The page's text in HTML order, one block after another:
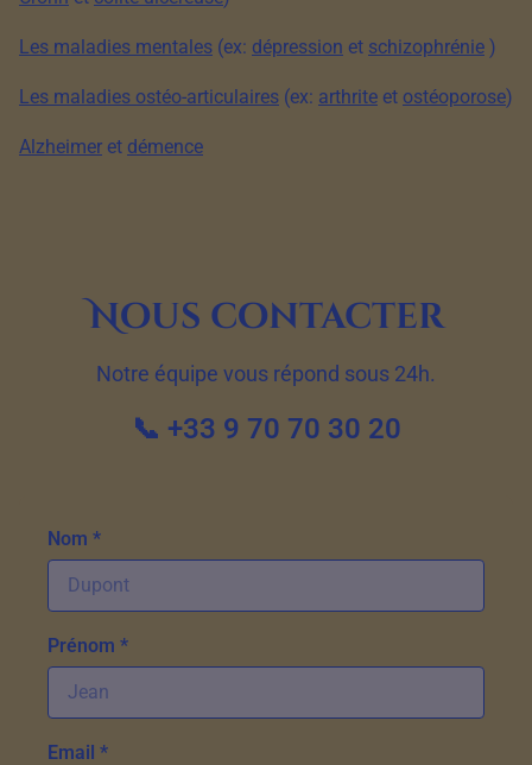
Les maladies mentales (ex: dépression et schizophrénie )
Les maladies ostéo-articulaires (ex: arthrite et ostéoporose)
Alzheimer et démence
Nous contacter
Notre équipe vous répond sous 24h.
📞 +33 9 70 70 30 20
Nom *
Prénom *
Email *